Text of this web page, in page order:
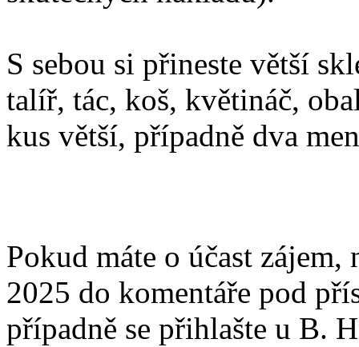
S sebou si přineste větší
talíř, tác, koš, květináč,
kus větší, případně dva
Pokud máte o účast
2025 do komentáře pod
případně se přihlašte u B.